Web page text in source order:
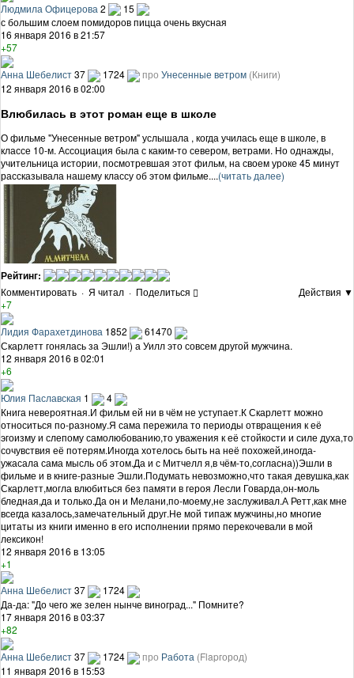
Людмила Офицерова 2
15
с большим слоем помидоров пицца очень вкусная
16 января 2016 в 21:57
+57
Анна Шебелист37 1724 про Унесенные ветром (Книги)
12 января 2016 в 02:00
Влюбилась в этот роман еще в школе
О фильме "Унесенные ветром" услышала , когда училась еще в школе, в
классе 10-м. Ассоциация была с каким-то севером, ветрами. Но однажды,
учительница истории, посмотревшая этот фильм, на своем уроке 45 минут
рассказывала нашему классу об этом фильме....(читать далее)
Рейтинг:
Комментировать · Я читал · Поделиться
Действия ▼
+7
Лидия Фарахетдинова 1852
61470
Скарлетт гонялась за Эшли!) а Уилл это совсем другой мужчина.
12 января 2016 в 02:01
+6
Юлия Паславская 1
4
Книга невероятная.И фильм ей ни в чём не уступает.К Скарлетт можно
относиться по-разному.Я сама пережила то периоды отвращения к её
эгоизму и слепому самолюбованию,то уважения к её стойкости и силе духа,то
сочувствия её потерям.Иногда хотелось быть на неё похожей,иногда-
ужасала сама мысль об этом.Да и с Митчелл я,в чём-то,согласна))Эшли в
фильме и в книге-разные Эшли.Подумать невозможно,что такая девушка,как
Скарлетт,могла влюбиться без памяти в героя Лесли Говарда,он-моль
бледная,да и только.Да он и Мелани,по-моему,не заслуживал.А Ретт,как мне
всегда казалось,замечательный друг.Не мой типаж мужчины,но многие
цитаты из книги именно в его исполнении прямо перекочевали в мой
лексикон!
12 января 2016 в 13:05
+1
Анна Шебелист37
1724
Да-да: "До чего же зелен нынче виноград..." Помните?
17 января 2016 в 03:37
+82
Анна Шебелист37 1724 про Работа (Flapгород)
11 января 2016 в 15:53